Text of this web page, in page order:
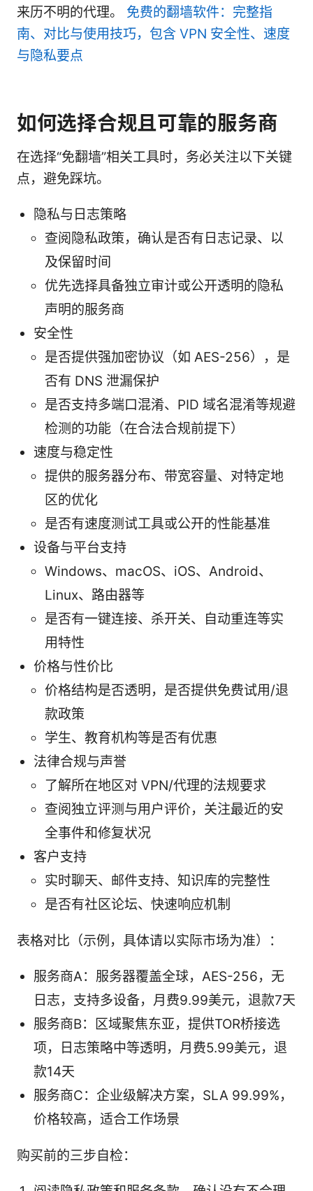
来历不明的代理。 免费的翻墙软件：完整指
南、对比与使用技巧，包含 VPN 安全性、速度
与隐私要点
如何选择合规且可靠的服务商
在选择“免翻墙”相关工具时，务必关注以下关键
点，避免踩坑。
隐私与日志策略
查阅隐私政策，确认是否有日志记录、以
及保留时间
优先选择具备独立审计或公开透明的隐私
声明的服务商
安全性
是否提供强加密协议（如 AES-256），是
否有 DNS 泄漏保护
是否支持多端口混淆、PID 域名混淆等规避
检测的功能（在合法合规前提下）
速度与稳定性
提供的服务器分布、带宽容量、对特定地
区的优化
是否有速度测试工具或公开的性能基准
设备与平台支持
Windows、macOS、iOS、Android、
Linux、路由器等
是否有一键连接、杀开关、自动重连等实
用特性
价格与性价比
价格结构是否透明，是否提供免费试用/退
款政策
学生、教育机构等是否有优惠
法律合规与声誉
了解所在地区对 VPN/代理的法规要求
查阅独立评测与用户评价，关注最近的安
全事件和修复状况
客户支持
实时聊天、邮件支持、知识库的完整性
是否有社区论坛、快速响应机制
表格对比（示例，具体请以实际市场为准）：
服务商A：服务器覆盖全球，AES-256，无
日志，支持多设备，月费9.99美元，退款7天
服务商B：区域聚焦东亚，提供TOR桥接选
项，日志策略中等透明，月费5.99美元，退
款14天
服务商C：企业级解决方案，SLA 99.99%，
价格较高，适合工作场景
购买前的三步自检：